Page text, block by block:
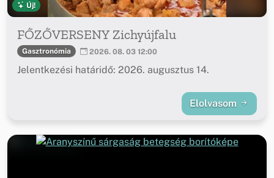
Új!
FŐZŐVERSENY Zichyújfalu
Gasztronómia 2026. 08. 03 12:00
Jelentkezési határidő: 2026. augusztus 14.
Elolvasom